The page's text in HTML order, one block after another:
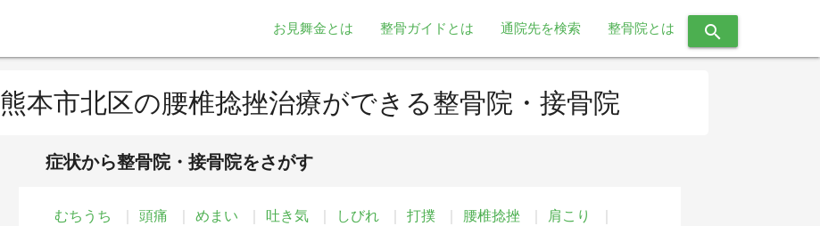
お見舞金とは 整骨ガイドとは 通院先を検索 整骨院とは search
熊本市北区の腰椎捻挫治療ができる整骨院・接骨院
症状から整骨院・接骨院をさがす
むちうち 頭痛 めまい 吐き気 しびれ 打撲 腰椎捻挫
肩こり